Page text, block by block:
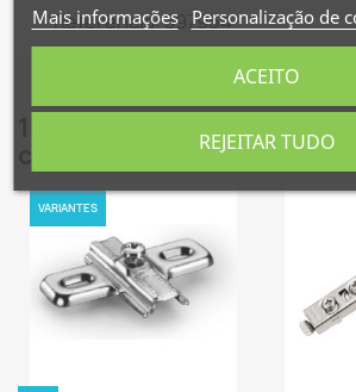
add_circle_outline Criar nova lista
Criar
Cancelar
Referência: 397954
16 outros produtos na
VARIANTES
Mais informações Personalização de
REJEITAR TUDO
ACEITO